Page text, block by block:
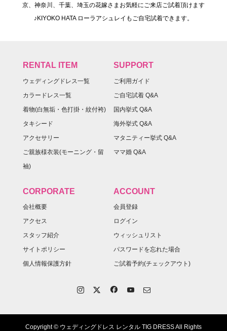
京、神奈川、千葉、埼玉の花嫁さまお気軽にご来店ご試着頂けます
♪KIYOKO HATA ローラアシュレイもご自宅試着できます。
RENTAL ITEM
ウェディングドレス一覧
カラードレス一覧
着物(白無垢・色打掛・紋付袴)
タキシード
アクセサリー
ご親族様衣装(モーニング・留
袖)
SUPPORT
ご利用ガイド
ご自宅試着 Q&A
国内挙式 Q&A
海外挙式 Q&A
マタニティー挙式 Q&A
ママ婚 Q&A
CORPORATE
会社概要
アクセス
スタッフ紹介
サイトポリシー
個人情報保護方針
ACCOUNT
会員登録
ログイン
ウィッシュリスト
パスワードを忘れた場合
ご試着予約(チェックアウト)
Copyright © ウェディングドレス レンタル TIG DRESS All Rights